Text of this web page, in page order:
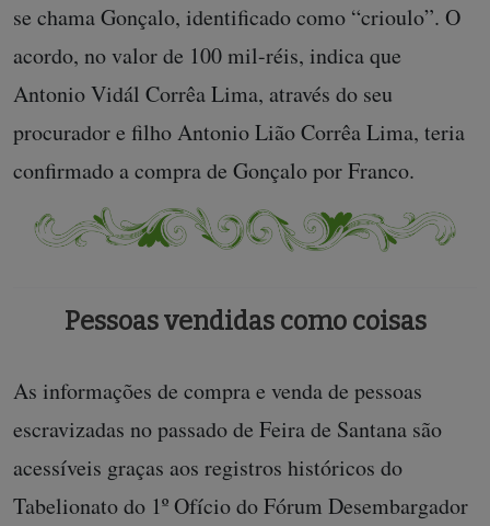
se chama Gonçalo, identificado como “crioulo”. O
acordo, no valor de 100 mil-réis, indica que
Antonio Vidál Corrêa Lima, através do seu
procurador e filho Antonio Lião Corrêa Lima, teria
confirmado a compra de Gonçalo por Franco.
Pessoas vendidas como coisas
As informações de compra e venda de pessoas
escravizadas no passado de Feira de Santana são
acessíveis graças aos registros históricos do
Tabelionato do 1º Ofício do Fórum Desembargador